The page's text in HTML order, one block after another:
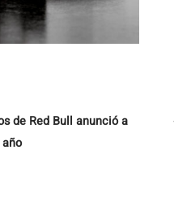
de Red Bull anunció a